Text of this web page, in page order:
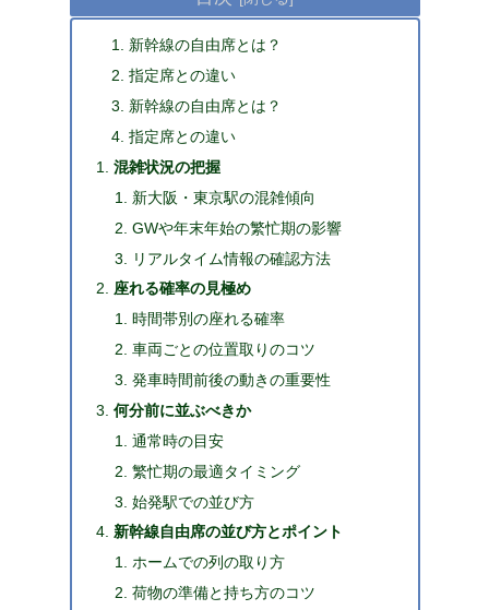
新幹線の自由席とは？
指定席との違い
新幹線の自由席とは？
指定席との違い
混雑状況の把握
新大阪・東京駅の混雑傾向
GWや年末年始の繁忙期の影響
リアルタイム情報の確認方法
座れる確率の見極め
時間帯別の座れる確率
車両ごとの位置取りのコツ
発車時間前後の動きの重要性
何分前に並ぶべきか
通常時の目安
繁忙期の最適タイミング
始発駅での並び方
新幹線自由席の並び方とポイント
ホームでの列の取り方
荷物の準備と持ち方のコツ